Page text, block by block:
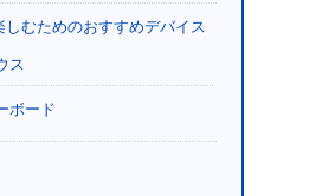
しむためのおすすめデバイス
ス
ボード